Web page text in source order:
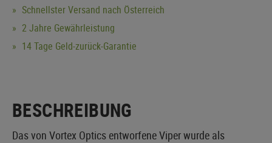
Schnellster Versand nach Österreich
2 Jahre Gewährleistung
14 Tage Geld-zurück-Garantie
BESCHREIBUNG
Das von Vortex Optics entworfene Viper wurde als